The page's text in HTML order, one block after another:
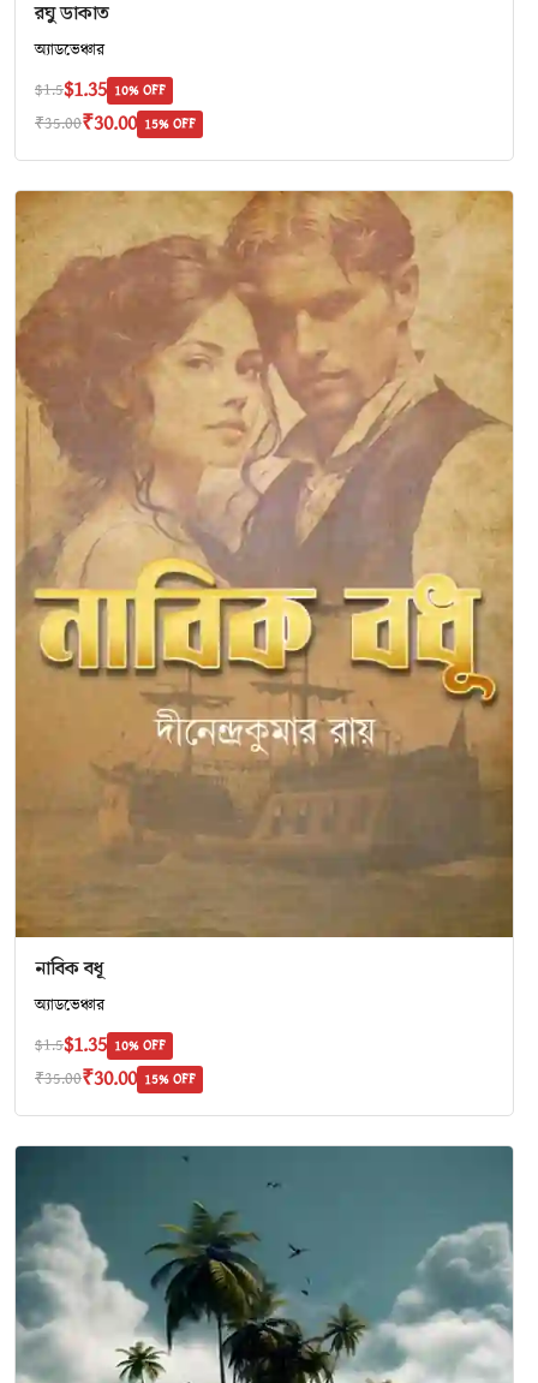
রঘু ডাকাত
অ‍্যাডভেঞ্চার
$1.5$1.35 10% OFF
₹35.00₹30.00 15% OFF
নাবিক বধূ
অ‍্যাডভেঞ্চার
$1.5$1.35 10% OFF
₹35.00₹30.00 15% OFF